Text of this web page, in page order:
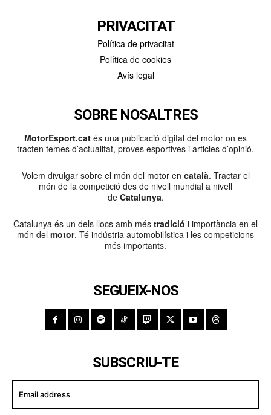
PRIVACITAT
Política de privacitat
Política de cookies
Avís legal
SOBRE NOSALTRES
MotorEsport.cat és una publicació digital del motor on es
tracten temes d’actualitat, proves esportives i articles d’opinió.
Volem divulgar sobre el món del motor en català. Tractar el
món de la competició des de nivell mundial a nivell
de Catalunya.
Catalunya és un dels llocs amb més tradició i importància en el
món del motor. Té indústria automobilística i les competicions
més importants.
SEGUEIX-NOS
SUBSCRIU-TE